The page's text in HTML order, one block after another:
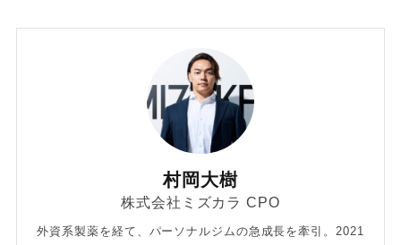
村岡大樹
株式会社ミズカラ CPO
外資系製薬を経て、パーソナルジムの急成長を牽引。2021